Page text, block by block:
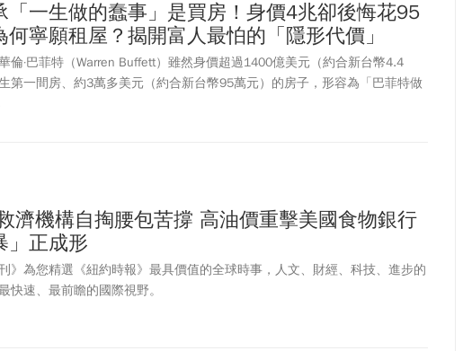
美元主要支撐區，期待可以發揮一些支撐效果，但如果4100乾淨
偏弱格局，再來看股市表現了」。
「一生做的蠢事」是買房！身價4兆卻後悔花95
何寧願租屋？揭開富人最怕的「隱形代價」
倫·巴菲特（Warren Buffett）雖然身價超過1400億美元（約合新台幣4.4
第一間房、約3萬多美元（約合新台幣95萬元）的房子，形容為「巴菲特做
思維裡，重點不是房子本身，而是背後的
濟機構自掏腰包苦撐 高油價重擊美國食物銀行
」正成形
》為您精選《紐約時報》最具價值的全球時事，人文、財經、科技、進步的
快速、最前瞻的國際視野。